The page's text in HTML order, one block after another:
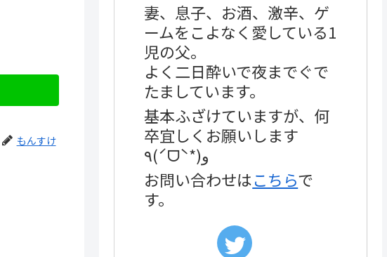
もんすけ
妻、息子、お酒、激辛、ゲ
ームをこよなく愛している1
児の父。
よく二日酔いで夜までぐで
たましています。
基本ふざけていますが、何
卒宜しくお願いします
٩(ˊᗜˋ*)و
お問い合わせはこちらで
す。